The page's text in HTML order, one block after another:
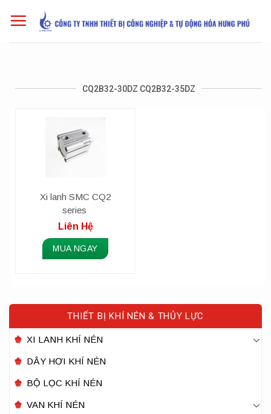
CQ2B32-30DZ CQ2B32-35DZ
Xi lanh SMC CQ2
series
Liên Hệ
MUA NGAY
THIẾT BỊ KHÍ NÉN & THỦY LỰC
XI LANH KHÍ NÉN
DÂY HƠI KHÍ NÉN
BỘ LỌC KHÍ NÉN
VAN KHÍ NÉN